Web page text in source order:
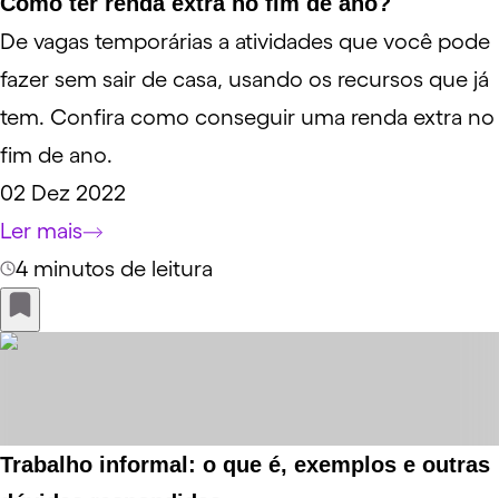
De vagas temporárias a atividades que você pode
fazer sem sair de casa, usando os recursos que já
tem. Confira como conseguir uma renda extra no
fim de ano.
02 Dez 2022
Ler mais
4 minutos de leitura
Trabalho informal: o que é, exemplos e outras